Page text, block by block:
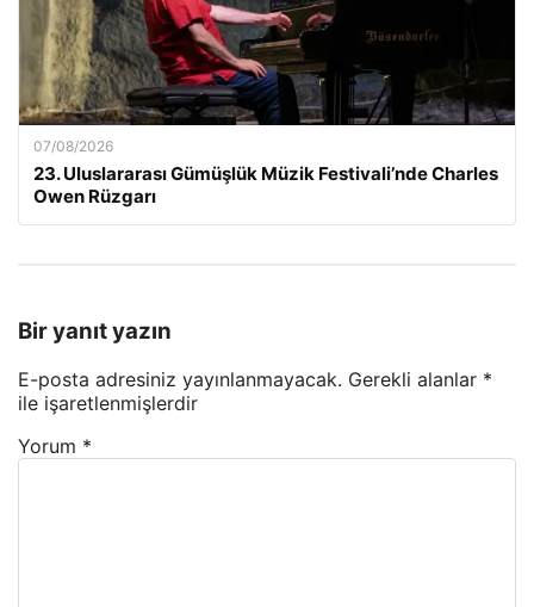
07/08/2026
23. Uluslararası Gümüşlük Müzik Festivali’nde Charles
Owen Rüzgarı
Bir yanıt yazın
E-posta adresiniz yayınlanmayacak. Gerekli alanlar *
ile işaretlenmişlerdir
Yorum *